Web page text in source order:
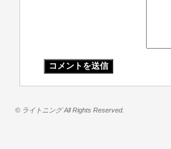
© ライトニング All Rights Reserved.